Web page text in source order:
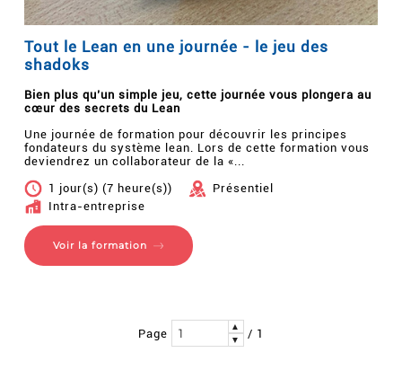
Tout le Lean en une journée - le jeu des
shadoks
Bien plus qu’un simple jeu, cette journée vous plongera au
cœur des secrets du Lean
Une journée de formation pour découvrir les principes
fondateurs du système lean. Lors de cette formation vous
deviendrez un collaborateur de la «...
1 jour(s) (7 heure(s))
Présentiel
Intra-entreprise
Voir la formation
Page
▲
▼
/ 1